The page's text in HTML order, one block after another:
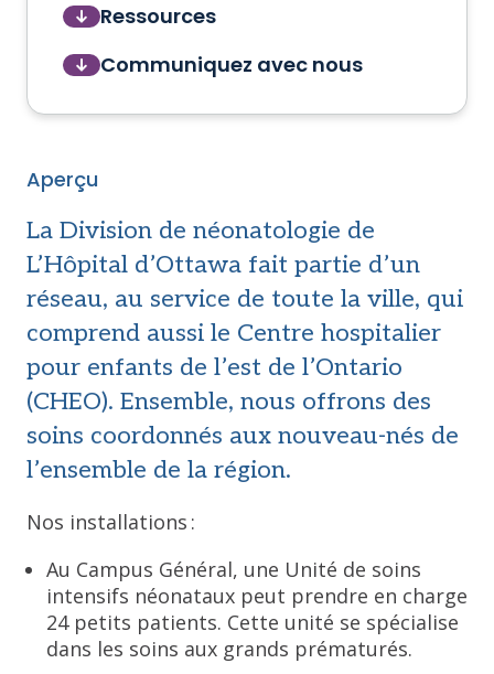
Ressources
Communiquez avec nous
Aperçu
La Division de néonatologie de
L’Hôpital d’Ottawa fait partie d’un
réseau, au service de toute la ville, qui
comprend aussi le Centre hospitalier
pour enfants de l’est de l’Ontario
(CHEO). Ensemble, nous offrons des
soins coordonnés aux nouveau-nés de
l’ensemble de la région.
Nos installations :
Au Campus Général, une Unité de soins
intensifs néonataux peut prendre en charge
24 petits patients. Cette unité se spécialise
dans les soins aux grands prématurés.